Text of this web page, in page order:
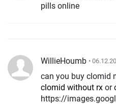
pills online
WillieHoumb •
can you buy clomid
clomid without rx or
https://